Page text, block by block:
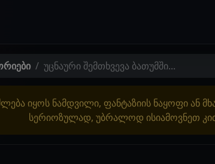
უცნაური შემთხვევა ბათუმში...
იყოს ნამდვილი, ფანტაზიის ნაყოფი ან
სერიოზულად, უბრალოდ ისიამოვნეთ